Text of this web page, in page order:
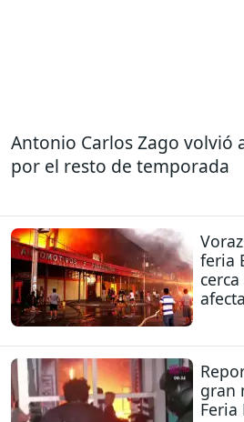
Antonio Carlos Zago volvió
por el resto de temporada
feria
gran
Feria